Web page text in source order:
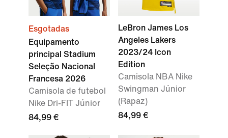
Esgotadas
Equipamento
principal Stadium
Seleção Nacional
Francesa 2026
Camisola de futebol
Nike Dri-FIT Júnior
84,99 €
LeBron James Los
Angeles Lakers
2023/24 Icon
Edition
Camisola NBA Nike
Swingman Júnior
(Rapaz)
84,99 €